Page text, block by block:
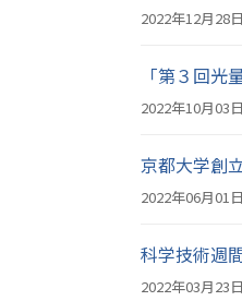
2022年12月28日
「第３回
2022年10月03日
京都大学創
2022年06月01日
科学技術週
2022年03月23日